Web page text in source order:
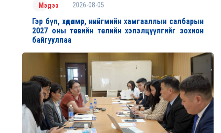
Мэдээ 2026-08-05
Гэр бүл, хөдөлмөр, нийгмийн хамгааллын салбарын
2027 оны төсвийн төслийн хэлэлцүүлгийг зохион
байгууллаа